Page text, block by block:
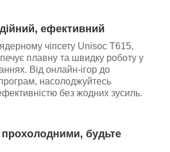
ефективний
чіпсету Unisoc T615,
плавну та швидку роботу у
Від онлайн-ігор до
насолоджуйтесь
без жодних зусиль.
будьте